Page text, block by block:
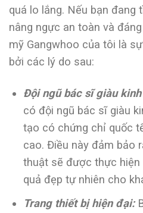
quá lo lắng. Nếu bạn đang
nâng ngực an toàn và
mỹ Gangwhoo của tôi là
bởi các lý do sau:
Đội ngũ bác sĩ giàu
có đội ngũ bác sĩ giàu
tạo có chứng chỉ quốc
cao. Điều này đảm bảo
thuật sẽ được thực hiện
quả đẹp tự nhiên cho
Trang thiết bị hiện đại: